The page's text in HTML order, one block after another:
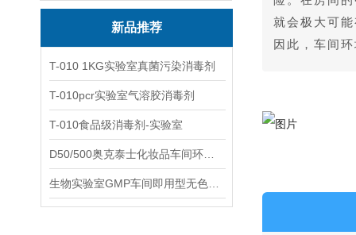
新品推荐
T-010 1KG实验室真菌污染消毒剂
T-010pcr实验室气溶胶消毒剂
T-010食品级消毒剂-实验室
就会极大可
因此，车间